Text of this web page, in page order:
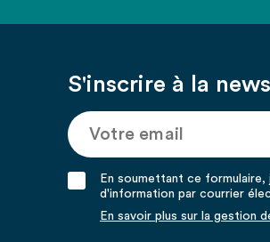
S'inscrire à la
En soumettant ce
d'information par courrier
En savoir plus sur la gestion